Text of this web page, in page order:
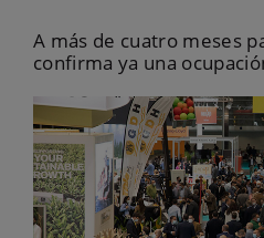
A más de cuatro meses
confirma ya una